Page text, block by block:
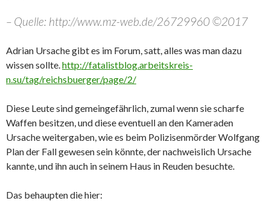
– Quelle: http://www.mz-web.de/26729960 ©2017
Adrian Ursache gibt es im Forum, satt, alles was man dazu
wissen sollte. http://fatalistblog.arbeitskreis-
n.su/tag/reichsbuerger/page/2/
Diese Leute sind gemeingefährlich, zumal wenn sie scharfe
Waffen besitzen, und diese eventuell an den Kameraden
Ursache weitergaben, wie es beim Polizisenmörder Wolfgang
Plan der Fall gewesen sein könnte, der nachweislich Ursache
kannte, und ihn auch in seinem Haus in Reuden besuchte.
Das behaupten die hier: